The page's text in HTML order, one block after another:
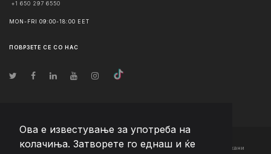
Ова е известување за употреба на
колачиња. Затворете го еднаш и ќе
+1 650 297 6550
MON-FRI 09:00-18:00 EET
ПОВРЗЕТЕ СЕ СО НАС
© Авторско право2026 Team Extension Macedonia - Сите права задржани